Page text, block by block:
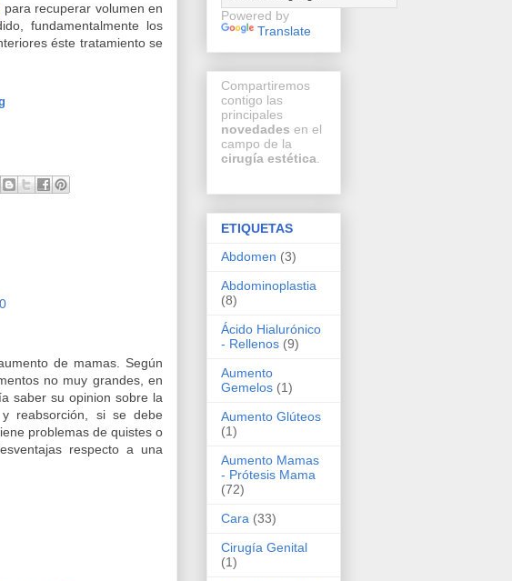
para recuperar volumen en
fundamentalmente los
éste tratamiento se
de mamas. Según
no muy grandes, en
saber su opinion sobre la
reabsorción, si se debe
problemas de quistes o
respecto a una
Powered by
Translate
Compartiremos
contigo las
principales
novedades en el
campo de la
cirugía estética
ETIQUETAS
Abdomen (3)
Abdominoplastia
(8)
Ácido Hialurónico
- Rellenos (9)
Aumento
Gemelos (1)
Aumento Glúteos
(1)
Aumento Mamas
- Prótesis Mama
(72)
Cara (33)
Cirugía Genital
(1)